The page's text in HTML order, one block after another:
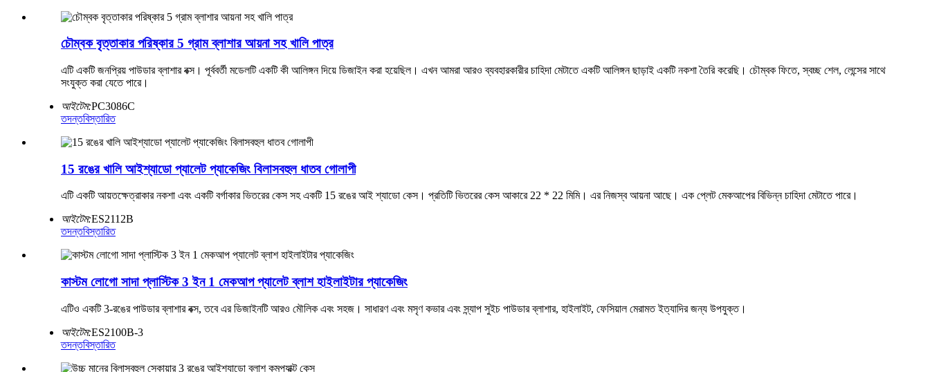
চৌম্বক বৃত্তাকার পরিষ্কার 5 গ্রাম ব্লাশার আয়না সহ খালি পাত্র
এটি একটি জনপ্রিয় পাউডার ব্লাশার বক্স। পূর্ববর্তী মডেলটি একটি কী আলিঙ্গন দিয়ে ডিজাইন করা হয়েছিল। এখন আমরা আরও ব্যবহারকারীর চাহিদা মেটাতে একটি আলিঙ্গন ছাড়াই একটি নকশা তৈরি করেছি। চৌম্বক ফিতে, স্বচ্ছ শেল, লেন্সের সাথে
সংযুক্ত করা যেতে পারে।
আইটেম:PC3086C
তদন্তবিস্তারিত
15 রঙের খালি আইশ্যাডো প্যালেট প্যাকেজিং বিলাসবহুল ধাতব গোলাপী
এটি একটি আয়তক্ষেত্রাকার নকশা এবং একটি বর্গাকার ভিতরের কেস সহ একটি 15 রঙের আই শ্যাডো কেস। প্রতিটি ভিতরের কেস আকারে 22 * ​​22 মিমি। এর নিজস্ব আয়না আছে। এক প্লেট মেকআপের বিভিন্ন চাহিদা মেটাতে পারে।
আইটেম:ES2112B
তদন্তবিস্তারিত
কাস্টম লোগো সাদা প্লাস্টিক 3 ইন 1 মেকআপ প্যালেট ব্লাশ হাইলাইটার প্যাকেজিং
এটিও একটি 3-রঙের পাউডার ব্লাশার বক্স, তবে এর ডিজাইনটি আরও মৌলিক এবং সহজ। সাধারণ এবং মসৃণ কভার এবং স্ন্যাপ সুইচ পাউডার ব্লাশার, হাইলাইট, ফেসিয়াল মেরামত ইত্যাদির জন্য উপযুক্ত।
আইটেম:ES2100B-3
তদন্তবিস্তারিত